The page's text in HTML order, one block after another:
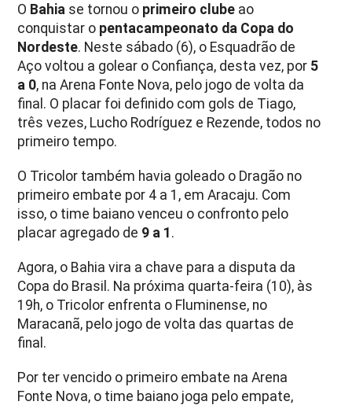
O Bahia se tornou o primeiro clube ao
conquistar o pentacampeonato da Copa do
Nordeste. Neste sábado (6), o Esquadrão de
Aço voltou a golear o Confiança, desta vez, por 5
a 0, na Arena Fonte Nova, pelo jogo de volta da
final. O placar foi definido com gols de Tiago,
três vezes, Lucho Rodríguez e Rezende, todos no
primeiro tempo.
O Tricolor também havia goleado o Dragão no
primeiro embate por 4 a 1, em Aracaju. Com
isso, o time baiano venceu o confronto pelo
placar agregado de 9 a 1 .
Agora, o Bahia vira a chave para a disputa da
Copa do Brasil. Na próxima quarta-feira (10), às
19h, o Tricolor enfrenta o Fluminense, no
Maracanã, pelo jogo de volta das quartas de
final.
Por ter vencido o primeiro embate na Arena
Fonte Nova, o time baiano joga pelo empate,